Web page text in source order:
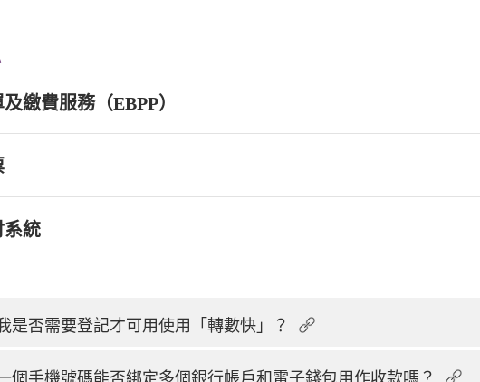
繳費服務（EBPP）
系統
是否需要登記才可用使用「轉數快」？
個手機號碼能否綁定多個銀行帳戶和電子錢包用作收款嗎？